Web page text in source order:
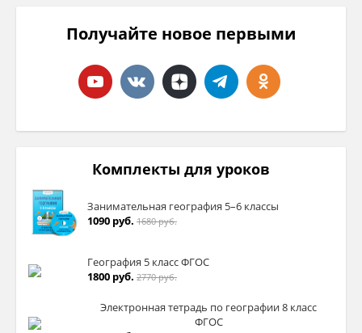
Получайте новое первыми
Комплекты для уроков
Занимательная география 5–6 классы
1090 руб. 1680 руб.
География 5 класс ФГОС
1800 руб. 2770 руб.
Электронная тетрадь по географии 8 класс
ФГОС